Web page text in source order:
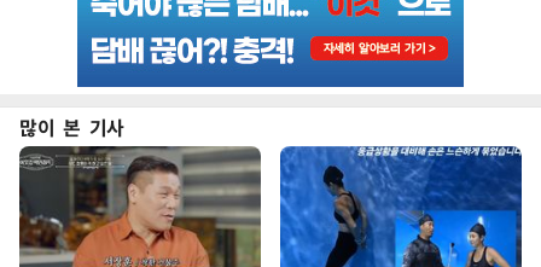
많이 본 기사